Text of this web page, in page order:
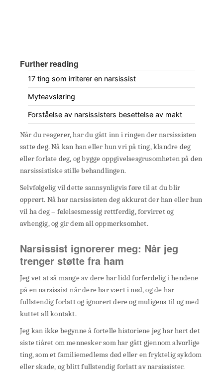
Further reading
17 ting som irriterer en narsissist
Myteavsløring
Forståelse av narsissisters besettelse av makt
Når du reagerer, har du gått inn i ringen der narsissisten
satte deg. Nå kan han eller hun vri på ting, klandre deg
eller forlate deg, og bygge oppgivelsesgrusomheten på den
narsissistiske stille behandlingen.
Selvfølgelig vil dette sannsynligvis føre til at du blir
opprørt. Nå har narsissisten deg akkurat der han eller hun
vil ha deg – følelsesmessig rettferdig, forvirret og
avhengig, og gir dem all oppmerksomhet.
Narsissist ignorerer meg: Når jeg
trenger støtte fra ham
Jeg vet at så mange av dere har lidd forferdelig i hendene
på en narsissist når dere har vært i nød, og de har
fullstendig forlatt og ignorert dere og muligens til og med
kuttet all kontakt.
Jeg kan ikke begynne å fortelle historiene jeg har hørt det
siste tiåret om mennesker som har gått gjennom alvorlige
ting, som et familiemedlems død eller en fryktelig sykdom
eller skade, og blitt fullstendig forlatt av narsissister.